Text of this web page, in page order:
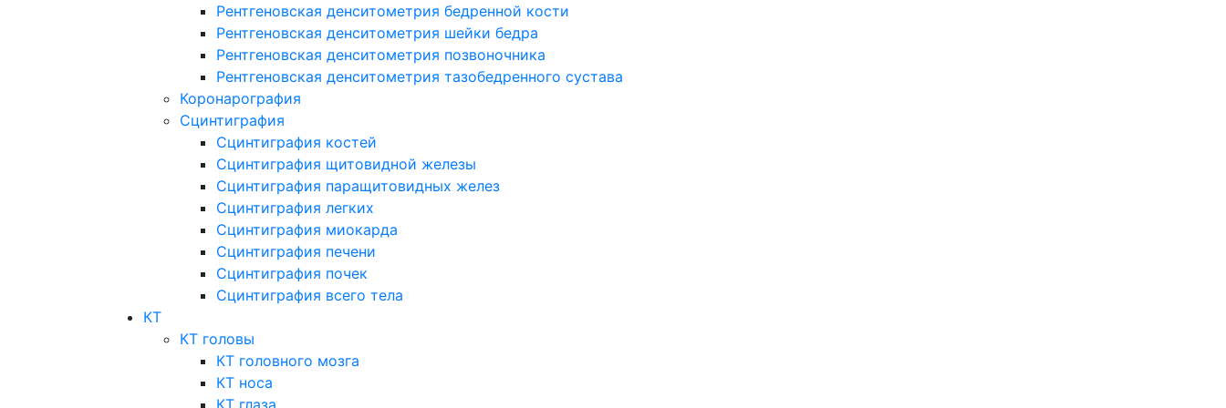
Рентгеновская денситометрия бедренной кости
Рентгеновская денситометрия шейки бедра
Рентгеновская денситометрия позвоночника
Рентгеновская денситометрия тазобедренного сустава
Коронарография
Сцинтиграфия
Сцинтиграфия костей
Сцинтиграфия щитовидной железы
Сцинтиграфия паращитовидных желез
Сцинтиграфия легких
Сцинтиграфия миокарда
Сцинтиграфия печени
Сцинтиграфия почек
Сцинтиграфия всего тела
КТ
КТ головы
КТ головного мозга
КТ носа
КТ глаза